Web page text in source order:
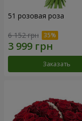
51 розовая роза
6 152 грн
Заказать